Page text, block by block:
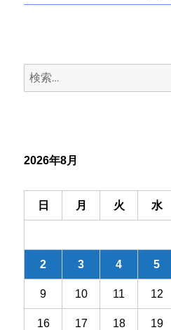
ゲ
ン
検
索:
2026年8月
日 月 火 水
2 3 4 5
9 10 11 12
16 17 18 19